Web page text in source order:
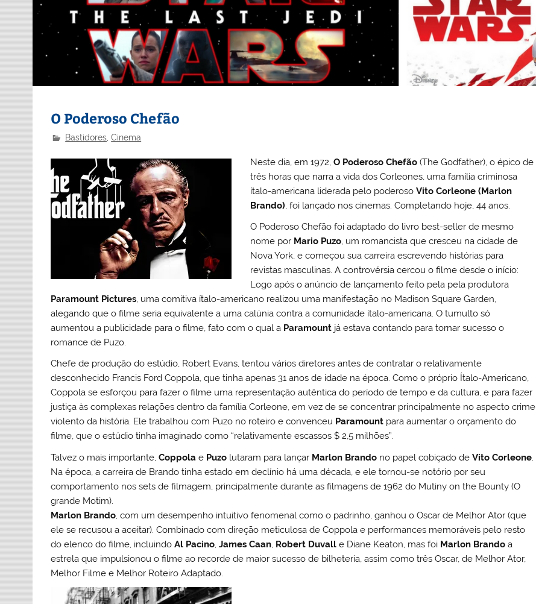
O Poderoso Chefão
Bastidores ,Cinema
Neste dia, em 1972, O Poderoso Chefão(The Godfather), o épico de
três horas que narra a vida dos Corleones, uma família criminosa
ítalo-americana liderada pelo poderoso Vito Corleone (Marlon
Brando) , foi lançado nos cinemas. Completando hoje, 44 anos.
O Poderoso Chefão foi adaptado do livro best-seller de mesmo
nome por Mario Puzo, um romancista que cresceu na cidade de
Nova York, e começou sua carreira escrevendo histórias para
revistas masculinas. A controvérsia cercou o filme desde o início:
Logo após o anúncio de lançamento feito pela pela produtora
Paramount Pictures, uma comitiva ítalo-americano realizou uma manifestação no Madison Square Garden,
alegando que o filme seria equivalente a uma calúnia contra a comunidade ítalo-americana. O tumulto só
aumentou a publicidade para o filme, fato com o qual a Paramount já estava contando para tornar sucesso o
romance de Puzo.
Chefe de produção do estúdio, Robert Evans, tentou vários diretores antes de contratar o relativamente
desconhecido Francis Ford Coppola, que tinha apenas 31 anos de idade na época. Como o próprio Ítalo-Americano,
Coppola se esforçou para fazer o filme uma representação autêntica do período de tempo e da cultura, e para fazer
justiça às complexas relações dentro da família Corleone, em vez de se concentrar principalmente no aspecto crime
violento da história. Ele trabalhou com Puzo no roteiro e convenceu Paramount para aumentar o orçamento do
filme, que o estúdio tinha imaginado como “relativamente escassos $ 2,5 milhões”.
Talvez o mais importante,Coppolae Puzo lutaram para lançar Marlon Brando no papel cobiçado deVito Corleone.
Na época, a carreira de Brando tinha estado em declínio há uma década, e ele tornou-se notório por seu
comportamento nos sets de filmagem, principalmente durante as filmagens de 1962 do Mutiny on the Bounty (O
grande Motim).
Marlon Brando, com um desempenho intuitivo fenomenal como o padrinho, ganhou o Oscar de Melhor Ator (que
ele se recusou a aceitar). Combinado com direção meticulosa de Coppola e performances memoráveis ​​pelo resto
do elenco do filme, incluindoAl Pacino,James Caan, Robert Duvall e Diane Keaton, mas foi Marlon Brando a
estrela que impulsionou o filme ao recorde de maior sucesso de bilheteria, assim como três Oscar, de Melhor Ator,
Melhor Filme e Melhor Roteiro Adaptado.